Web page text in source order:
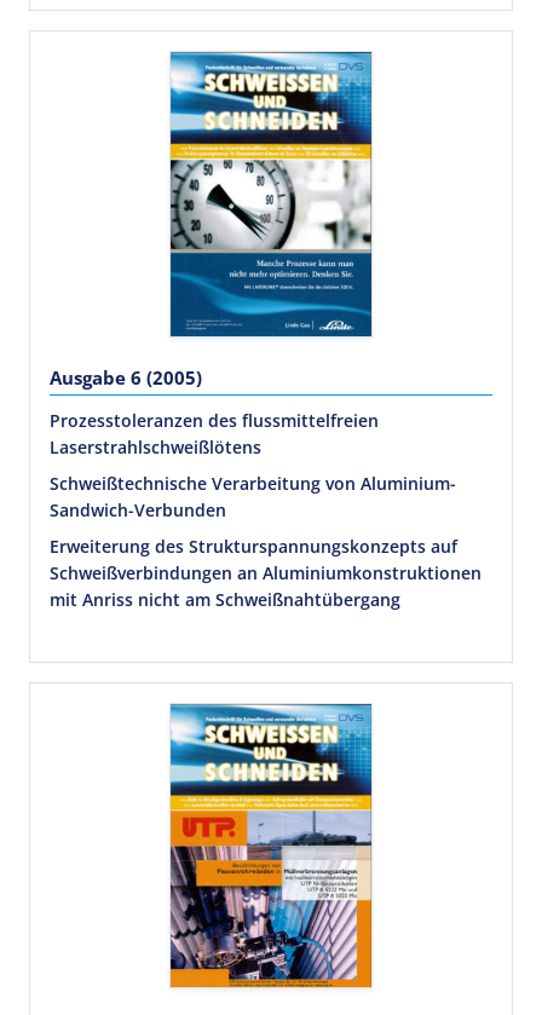
Ausgabe 6 (2005)
Prozesstoleranzen des flussmittelfreien
Laserstrahlschweißlötens
Schweißtechnische Verarbeitung von Aluminium-
Sandwich-Verbunden
Erweiterung des Strukturspannungskonzepts auf
Schweißverbindungen an Aluminiumkonstruktionen
mit Anriss nicht am Schweißnahtübergang